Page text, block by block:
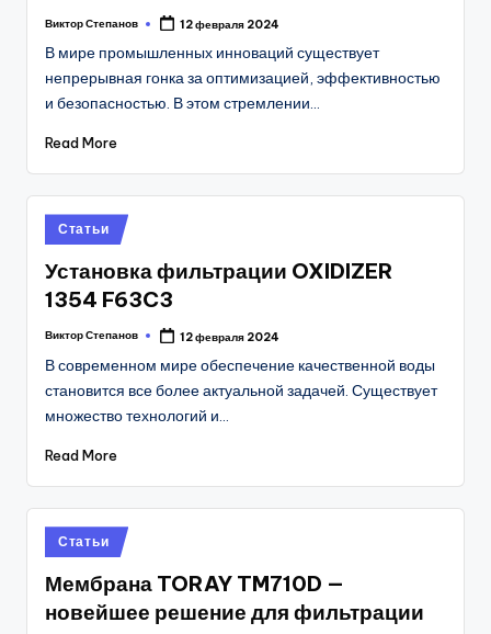
Posted
Виктор Степанов 12 февраля 2024
В мире промышленных инноваций существует
непрерывная гонка за оптимизацией, эффективностью
и безопасностью. В этом стремлении…
Read More
Posted
in
Статьи
Установка фильтрации OXIDIZER
1354 F63C3
Posted
Виктор Степанов 12 февраля 2024
В современном мире обеспечение качественной воды
становится все более актуальной задачей. Существует
множество технологий и…
Read More
Posted
in
Статьи
Мембрана TORAY TM710D —
новейшее решение для фильтрации